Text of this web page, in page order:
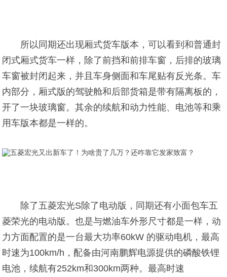
所以同期还出现厢式货车版本，可以看到和普通封
闭式厢式货车一样，除了前挡和前排车窗，后排的玻璃
车窗被封闭起来，并且车身侧面和车尾贴有反光条。车
内部分，厢式版的驾驶舱和后部货箱是带有隔离板的，
开了一块玻璃窗。其余的续航和动力性能、电池等和乘
用车版本都是一样的。
除了五菱宏光S除了电动版，同期还有小面包车五
菱荣光的电动版。也是与燃油车外形尺寸都是一样，动
力方面配置的是一台最大功率60kW 的驱动电机，最高
时速为100km/h，配备由河南鹏辉电源提供的磷酸铁锂
电池，续航有252km和300km两种。最高时速